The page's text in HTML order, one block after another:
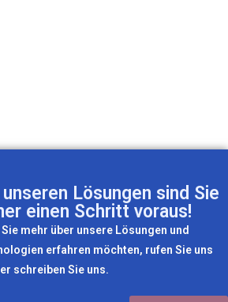
Lösungen sind Sie
einen Schritt voraus!
Sie mehr über unsere Lösungen und
erfahren möchten, rufen Sie uns
schreiben Sie uns.